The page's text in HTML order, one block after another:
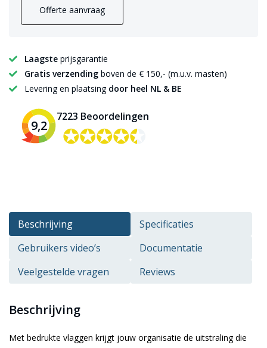
Offerte aanvraag
Laagste prijsgarantie
Gratis verzending boven de € 150,- (m.u.v. masten)
Levering en plaatsing door heel NL & BE
9,2
7223 Beoordelingen
✪✪✪✪✪
✪✪✪✪✪
Beschrijving
Specificaties
Gebruikers video’s
Documentatie
Veelgestelde vragen
Reviews
Beschrijving
Met bedrukte vlaggen krijgt jouw organisatie de uitstraling die